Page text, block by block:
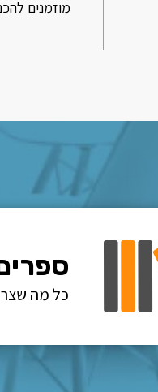
מוזמנים
כל מה